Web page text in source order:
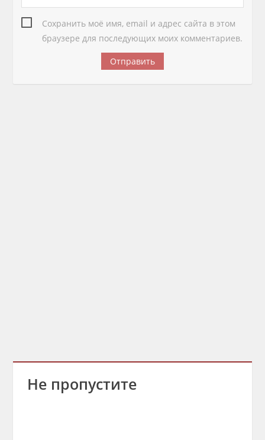
Сохранить моё имя, email и адрес сайта в этом
браузере для последующих моих комментариев.
Не пропустите